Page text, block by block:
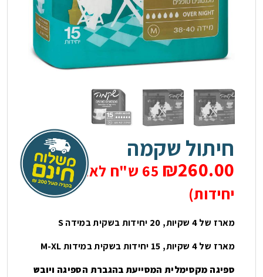
צור קשר
חיתולים למבוגרים
תחתונים סופגים
מגבונים
מוצרים נלווים
חיתול שקמה
₪260.00
65 ש"ח לאריזה (4
יחידות)
מארז של 4 שקיות, 20 יחידות בשקית במידה S
מארז של 4 שקיות, 15 יחידות בשקית במידות M-XL
ספיגה מקסימלית המסייעת בהגברת הספיגה ויובש